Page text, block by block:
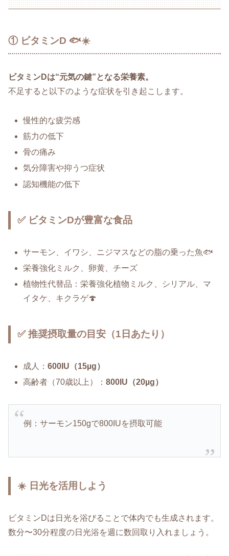
① ビタミンD 🐟☀️
ビタミンDは“元気の鍵”となる栄養素。
不足すると以下のような症状を引き起こします。
慢性的な疲労感
筋力の低下
骨の痛み
気分障害や抑うつ症状
認知機能の低下
✅ ビタミンDが豊富な食品
サーモン、イワシ、ニジマスなどの脂の乗った魚🐟
栄養強化ミルク、卵黄、チーズ
植物性代替品：栄養強化植物ミルク、シリアル、マ
イタケ、キクラゲ🍄
✅ 推奨摂取量の目安（1日あたり）
成人：600IU（15µg）
高齢者（70歳以上）：800IU（20µg）
例：サーモン150gで800IUを摂取可能
☀️ 日光を活用しよう
ビタミンDは日光を浴びることで体内でも生成されます。
数分〜30分程度の日光浴を週に数回取り入れましょう。